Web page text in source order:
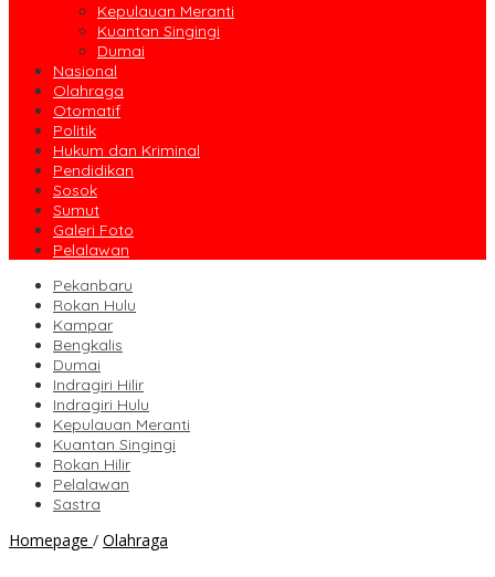
Kepulauan Meranti
Kuantan Singingi
Dumai
Nasional
Olahraga
Otomatif
Politik
Hukum dan Kriminal
Pendidikan
Sosok
Sumut
Galeri Foto
Pelalawan
Pekanbaru
Rokan Hulu
Kampar
Bengkalis
Dumai
Indragiri Hilir
Indragiri Hulu
Kepulauan Meranti
Kuantan Singingi
Rokan Hilir
Pelalawan
Sastra
Homepage / Olahraga